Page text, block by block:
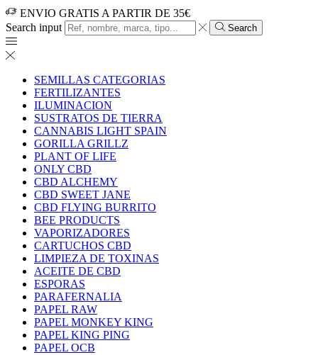
ENVIO GRATIS A PARTIR DE 35€
Search input
Search
SEMILLAS CATEGORIAS
FERTILIZANTES
ILUMINACION
SUSTRATOS DE TIERRA
CANNABIS LIGHT SPAIN
GORILLA GRILLZ
PLANT OF LIFE
ONLY CBD
CBD ALCHEMY
CBD SWEET JANE
CBD FLYING BURRITO
BEE PRODUCTS
VAPORIZADORES
CARTUCHOS CBD
LIMPIEZA DE TOXINAS
ACEITE DE CBD
ESPORAS
PARAFERNALIA
PAPEL RAW
PAPEL MONKEY KING
PAPEL KING PING
PAPEL OCB